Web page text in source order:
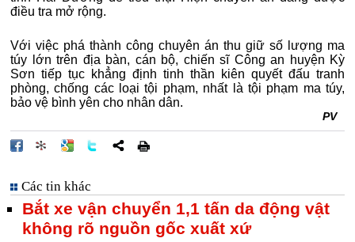
điều tra mở rộng.
Với việc phá thành công chuyên án thu giữ số lượng ma
túy lớn trên địa bàn, cán bộ, chiến sĩ Công an huyện Kỳ
Sơn tiếp tục khẳng định tinh thần kiên quyết đấu tranh
phòng, chống các loại tội phạm, nhất là tội phạm ma túy,
bảo vệ bình yên cho nhân dân.
PV
Các tin khác
Bắt xe vận chuyển 1,1 tấn da động vật
không rõ nguồn gốc xuất xứ